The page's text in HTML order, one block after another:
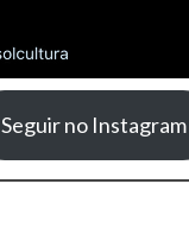
Seguir no Instagram